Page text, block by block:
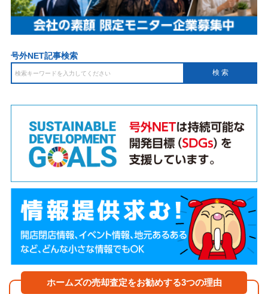
号外NET記事検索
ホームズの売却査定をお勧めする3つの理由